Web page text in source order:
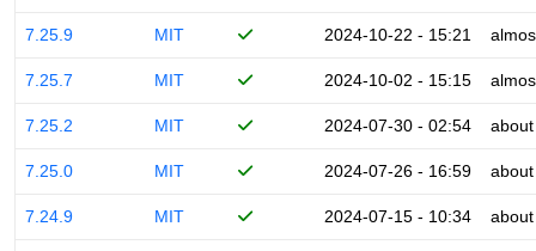
7.25.9 MIT 2024-10-22 - 15:21
7.25.7 MIT 2024-10-02 - 15:15
7.25.2 MIT 2024-07-30 - 02:54
7.25.0 MIT 2024-07-26 - 16:59
7.24.9 MIT 2024-07-15 - 10:34